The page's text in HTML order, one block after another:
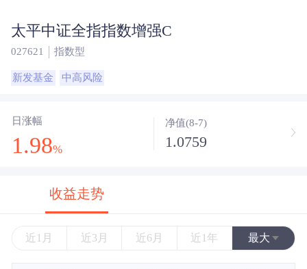
太平中证全指指数增强C
027621 指数型
新发基金 中高风险
日涨幅
1.98%
净值(8-7)
1.0759
收益走势
近1月 近3月 近6月 近1年 最大